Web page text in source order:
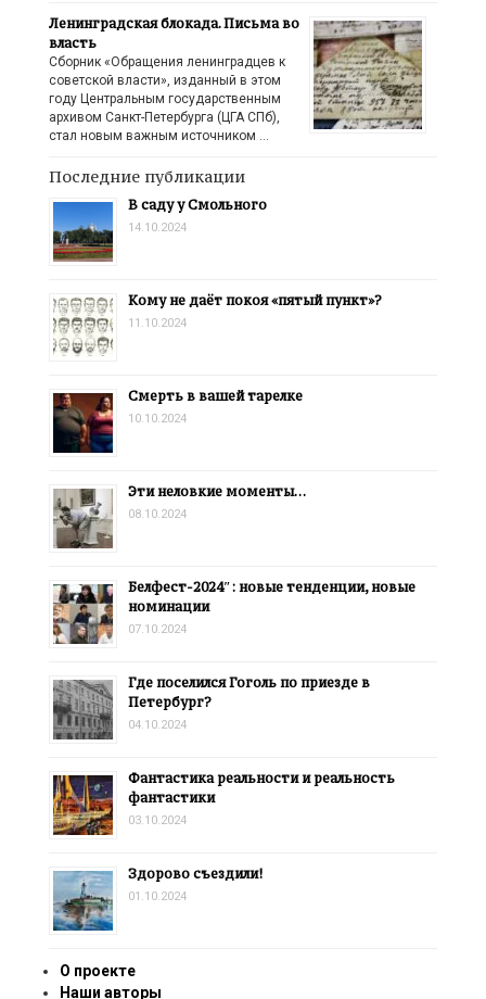
Ленинградская блокада. Письма во
власть
Сборник «Обращения ленинградцев к
советской власти», изданный в этом
году Центральным государственным
архивом Санкт-Петербурга (ЦГА СПб),
стал новым важным источником …
Последние публикации
В саду у Смольного
14.10.2024
Кому не даёт покоя «пятый пункт»?
11.10.2024
Смерть в вашей тарелке
10.10.2024
Эти неловкие моменты…
08.10.2024
Белфест-2024″: новые тенденции, новые
номинации
07.10.2024
Где поселился Гоголь по приезде в
Петербург?
04.10.2024
Фантастика реальности и реальность
фантастики
03.10.2024
Здорово съездили!
01.10.2024
О проекте
Наши авторы